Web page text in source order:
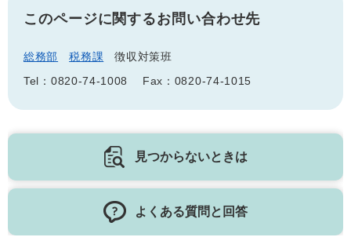
このページに関するお問い合わせ先
総務部 税務課
徴収対策班
Tel：0820-74-1008
Fax：0820-74-1015
見つからないときは
よくある質問と回答